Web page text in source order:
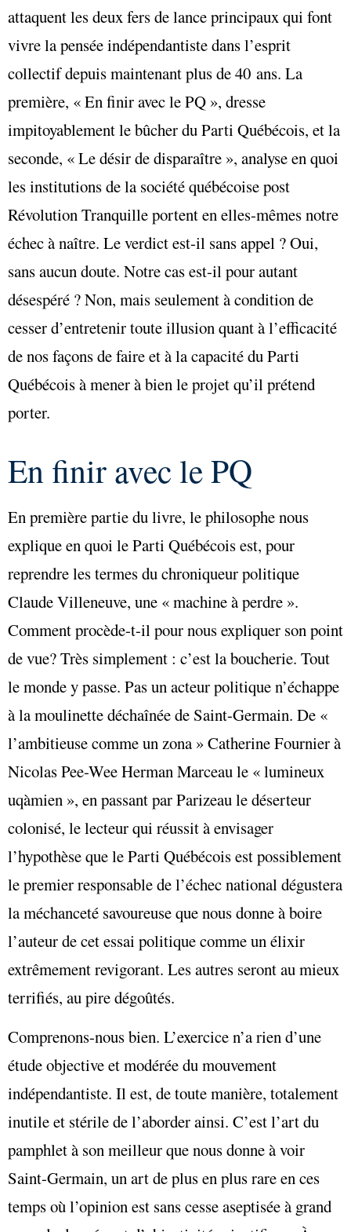
attaquent les deux fers de lance principaux qui font
vivre la pensée indépendantiste dans l’esprit
collectif depuis maintenant plus de 40 ans. La
première, « En finir avec le PQ », dresse
impitoyablement le bûcher du Parti Québécois, et la
seconde, « Le désir de disparaître », analyse en quoi
les institutions de la société québécoise post
Révolution Tranquille portent en elles-mêmes notre
échec à naître. Le verdict est-il sans appel ? Oui,
sans aucun doute. Notre cas est-il pour autant
désespéré ? Non, mais seulement à condition de
cesser d’entretenir toute illusion quant à l’efficacité
de nos façons de faire et à la capacité du Parti
Québécois à mener à bien le projet qu’il prétend
porter.
En finir avec le PQ
En première partie du livre, le philosophe nous
explique en quoi le Parti Québécois est, pour
reprendre les termes du chroniqueur politique
Claude Villeneuve, une « machine à perdre ».
Comment procède-t-il pour nous expliquer son point
de vue? Très simplement : c’est la boucherie. Tout
le monde y passe. Pas un acteur politique n’échappe
à la moulinette déchaînée de Saint-Germain. De «
l’ambitieuse comme un zona » Catherine Fournier à
Nicolas Pee-Wee Herman Marceau le « lumineux
uqàmien », en passant par Parizeau le déserteur
colonisé, le lecteur qui réussit à envisager
l’hypothèse que le Parti Québécois est possiblement
le premier responsable de l’échec national dégustera
la méchanceté savoureuse que nous donne à boire
l’auteur de cet essai politique comme un élixir
extrêmement revigorant. Les autres seront au mieux
terrifiés, au pire dégoûtés.
Comprenons-nous bien. L’exercice n’a rien d’une
étude objective et modérée du mouvement
indépendantiste. Il est, de toute manière, totalement
inutile et stérile de l’aborder ainsi. C’est l’art du
pamphlet à son meilleur que nous donne à voir
Saint-Germain, un art de plus en plus rare en ces
temps où l’opinion est sans cesse aseptisée à grand